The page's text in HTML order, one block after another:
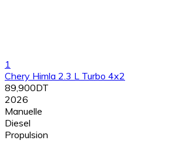
1
Chery Himla 2.3 L Turbo 4x2
89,900DT
2026
Manuelle
Diesel
Propulsion